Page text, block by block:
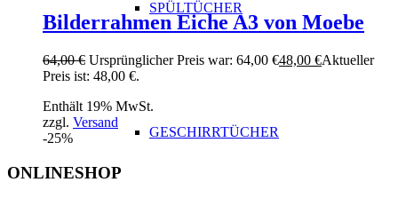
SPÜLTÜCHER
GESCHIRRTÜCHER
Bilderrahmen Eiche A3 von Moebe
64,00€ Ursprünglicher Preis war: 64,00 €48,00 €Aktueller
Preis ist: 48,00 €.
Enthält 19% MwSt.
zzgl. Versand
-25%
ONLINESHOP